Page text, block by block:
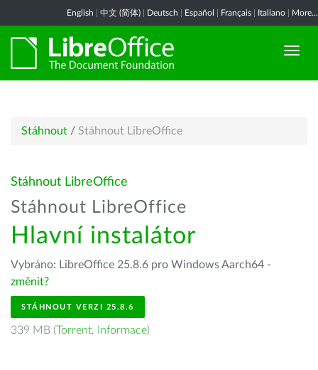
English 中文 (简体) Deutsch Español Français Italiano More...
Stáhnout / Stáhnout LibreOffice
Stáhnout LibreOffice
Stáhnout LibreOffice
Hlavní instalátor
Vybráno: LibreOffice 25.8.6 pro Windows Aarch64 -
změnit?
STÁHNOUT VERZI 25.8.6
339 MB (Torrent, Informace)